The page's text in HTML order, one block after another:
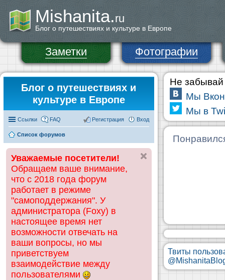
Mishanita.ru
Блог о путешествиях и культуре в Европе
Заметки Фотографии
Блог о путешествиях и
культуре в Европе
Ссылки FAQ Вход
Регистрация
Список форумов
Уважаемые посетители!
Обращаем ваше внимание,
что с 2018 года форум
работает в режиме
"самоподдержания". У
администратора (Foxy) в
настоящее время нет
возможности отвечать на
ваши вопросы, но мы
приветствуем
взаимодействие между
пользователями
Не забывай
Мы
Мы в
Твиты